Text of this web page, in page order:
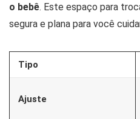
o bebê. Este espaço para
segura e plana para você
Tipo
Ajuste